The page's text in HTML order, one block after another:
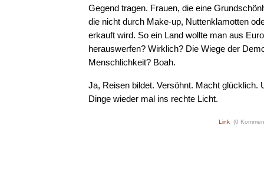
Gegend tragen. Frauen, die eine
die nicht durch Make-up, Nuttenklamotten
erkauft wird. So ein Land wollte man aus
herauswerfen? Wirklich? Die Wiege der
Menschlichkeit? Boah.
Ja, Reisen bildet. Versöhnt. Macht glücklich.
Dinge wieder mal ins rechte Licht.
Link (0